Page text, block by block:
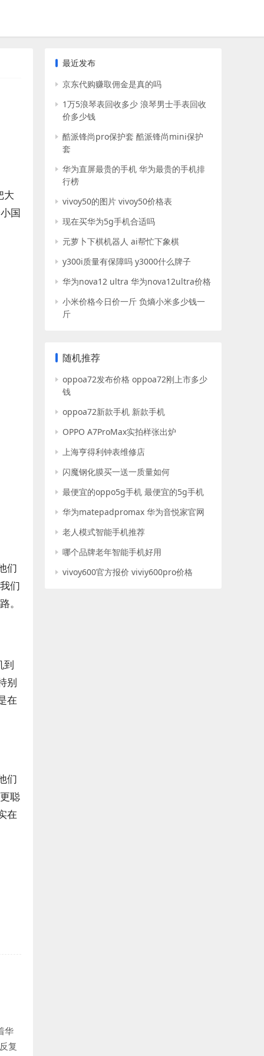
大
国
们
们
。
到
别
在
们
聪
在
华
复
最近发布
京东代购赚取佣金是真的吗
1万5浪琴表回收多少 浪琴男士手表回收
价多少钱
酷派锋尚pro保护套 酷派锋尚mini保护
套
华为直屏最贵的手机 华为最贵的手机排
行榜
vivoy50的图片 vivoy50价格表
现在买华为5g手机合适吗
元萝卜下棋机器人 ai帮忙下象棋
y300i质量有保障吗 y3000什么牌子
华为nova12 ultra 华为nova12ultra价格
小米价格今日价一斤 负熵小米多少钱一
斤
随机推荐
oppoa72发布价格 oppoa72刚上市多少
钱
oppoa72新款手机 新款手机
OPPO A7ProMax实拍样张出炉
上海亨得利钟表维修店
闪魔钢化膜买一送一质量如何
最便宜的oppo5g手机 最便宜的5g手机
华为matepadpromax 华为音悦家官网
老人模式智能手机推荐
哪个品牌老年智能手机好用
vivoy600官方报价 viviy600pro价格